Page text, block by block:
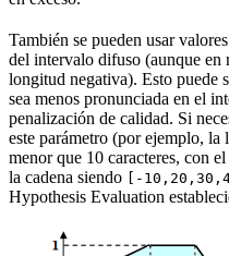
También se pueden usar
del intervalo difuso (aunque en
longitud negativa). Esto puede
sea menos pronunciada en el
penalización de calidad. Si
este parámetro (por ejemplo, la
menor que 10 caracteres, con
la cadena siendo
[-
Hypothesis Evaluation